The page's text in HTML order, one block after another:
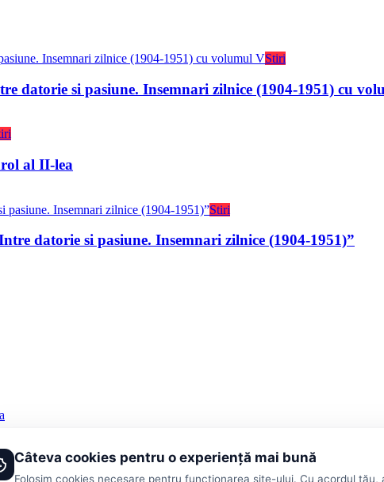
Stiri
datorie si pasiune. Insemnari zilnice (1904-1951) cu
al II-lea
Stiri
datorie si pasiune. Insemnari zilnice (1904-1951)”
Câteva cookies pentru o experiență mai bună
Folosim cookies necesare pentru funcționarea site-ului. Cu acordul tău,